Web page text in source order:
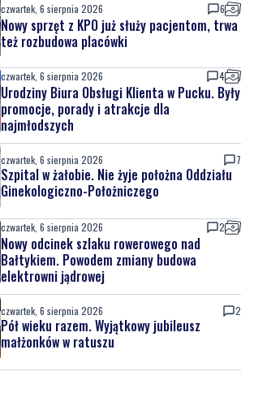
czwartek, 6 sierpnia 2026 6
Nowy sprzęt z KPO już służy pacjentom, trwa
też rozbudowa placówki
czwartek, 6 sierpnia 2026 4
Urodziny Biura Obsługi Klienta w Pucku. Były
promocje, porady i atrakcje dla
najmłodszych
czwartek, 6 sierpnia 2026 7
Szpital w żałobie. Nie żyje położna Oddziału
Ginekologiczno-Położniczego
czwartek, 6 sierpnia 2026 2
Nowy odcinek szlaku rowerowego nad
Bałtykiem. Powodem zmiany budowa
elektrowni jądrowej
czwartek, 6 sierpnia 2026 2
Pół wieku razem. Wyjątkowy jubileusz
małżonków w ratuszu